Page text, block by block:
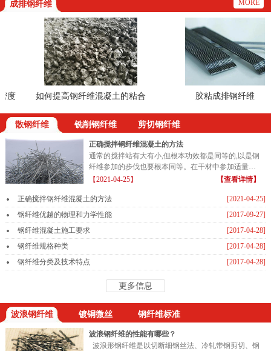
成排钢纤维 MORE
如何提高钢纤维混凝土的粘合 胶粘成排钢纤维
散钢纤维 铣削钢纤维 剪切钢纤维
正确搅拌钢纤维混凝土的方法
通常的搅拌站有大有小,但根本功效都是同等的,以是钢
纤维参加的步伐也要根本同等。在干材中参加适量的
钢纤维...
【2021-04-25】 【查看详情】
[2021-04-25]
正确搅拌钢纤维混凝土的方法
[2017-09-27]
钢纤维优越的物理和力学性能
[2017-04-28]
钢纤维混凝土施工要求
[2017-04-28]
钢纤维规格种类
[2017-04-28]
钢纤维分类及技术特点
更多信息
波浪钢纤维 镀铜微丝 钢纤维标准
波浪钢纤维的性能有哪些？
波浪形钢纤维是以切断细钢丝法、冷轧带钢剪切、钢